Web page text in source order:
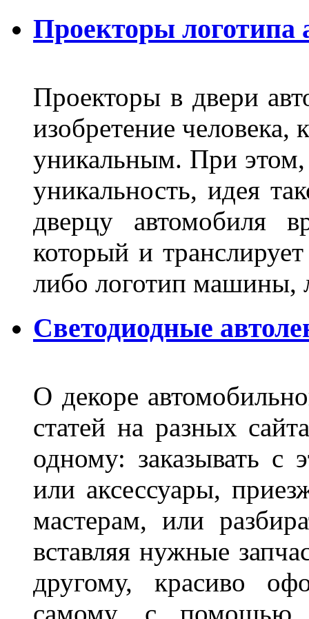
Проекторы логотипа
Проекторы в двери
изобретение человека,
уникальным. При этом,
уникальность, идея
дверцу автомобиля
который и
либо логотип машины,
Светодиодные
О декоре
статей на разных
одному: заказывать с
или аксессуары,
мастерам, или
вставляя нужные
другому, красиво
самому, с помощью